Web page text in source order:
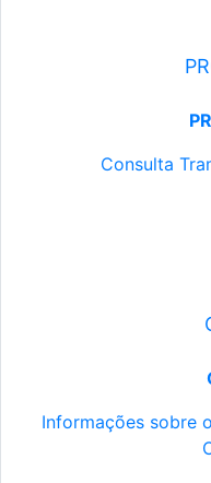
Consulta
Informações sobre